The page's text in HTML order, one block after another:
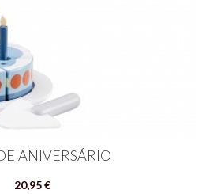
ANIVERSÁRIO
20,95 €